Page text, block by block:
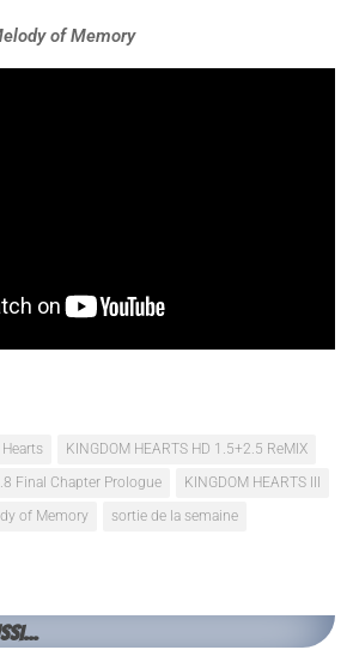
of Memory
KINGDOM HEARTS HD 1.5+2.5 ReMIX
Final Chapter Prologue
KINGDOM HEARTS III
of Memory
sortie de la semaine